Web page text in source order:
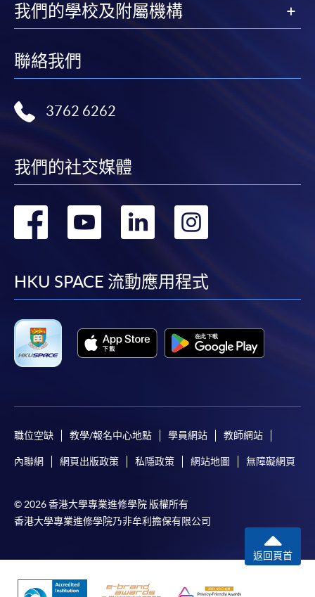
申請人可按該課程網頁的右上角的
圖示進入網上服務網頁，然
後按照指示填妥網上報名表格。
中指定所須文件(如學歷證明)。系統只支援doc,
繳交所需費用
繳費靈網上服務
- 申請人須先開立繳費靈戶口及設
*信用咭網上繳費服務- 申請人可以 VISA 或
Mastercard（包括「香港大學專業進修學院
Mastercard卡」）繳付學費。
學中心作付款安排。
如欲了解如何於網上報讀新課程及繳費，請瀏覽網上
申請/報讀指南 :
-個別學歷頒授課程
報讀同一學歷頒授課程內其他單元
我們的學校及附屬機構
聯絡我們
3762 6262
我們的社交媒體
轉
facebook
轉
youtube
轉
linkedin
HKU SPACE 流動應用程式
職位空缺 教學/報名中心地點 學員網站 教師網站
內聯網 網頁出版政策 私隱政策 網站地圖 無障礙網頁
© 2026 香港大學專業進修學院 版權所有
香港大學專業進修學院乃非牟利擔保有限公司
返回頁首